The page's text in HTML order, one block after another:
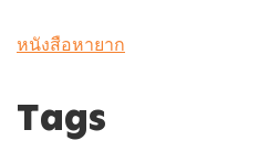
หนังสือหายาก
Tags